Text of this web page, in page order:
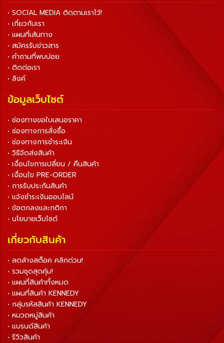
• SOCIAL MEDIA ติดตามเราไว้!
• เกี่ยวกับเรา
• แผนที่เส้นทาง
• สมัครรับข่าวสาร
• คำถามที่พบบ่อย
• ติดต่อเรา
• ลิงค์
ข้อมูลเว็บไซต์
• ช่องทางขอใบเสนอราคา
• ช่องทางการสั่งซื้อ
• ช่องทางการชำระเงิน
• วิธีจัดส่งสินค้า
• เงื่อนไขการเปลี่ยน / คืนสินค้า
• เงื่อนไข PRE-ORDER
• การรับประกันสินค้า
• แจ้งชำระเงินออนไลน์
• ข้อตกลงและกติกา
• นโยบายเว็บไซต์
เกี่ยวกับสินค้า
• ลดล้างสต็อค คลิกด่วน!
• รวมชุดสุดคุ้ม!
• แผนที่สินค้าทั้งหมด
• แผนที่สินค้า KENNEDY
• กลุ่มรหัสสินค้า KENNEDY
• หมวดหมู่สินค้า
• แบรนด์สินค้า
• รีวิวสินค้า